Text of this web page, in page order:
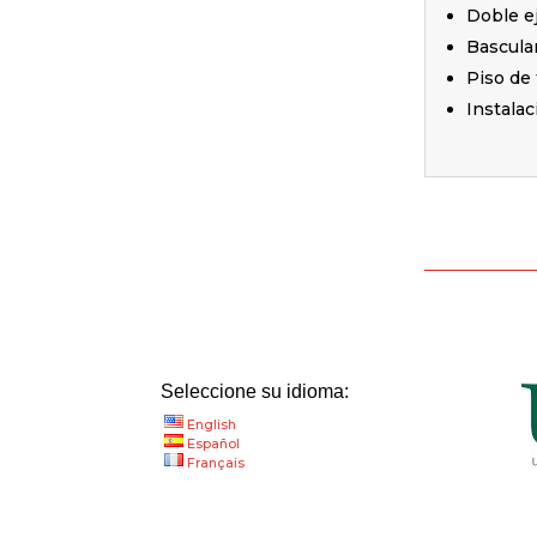
Doble
Piso
Seleccione su idioma:
English
Español
Français